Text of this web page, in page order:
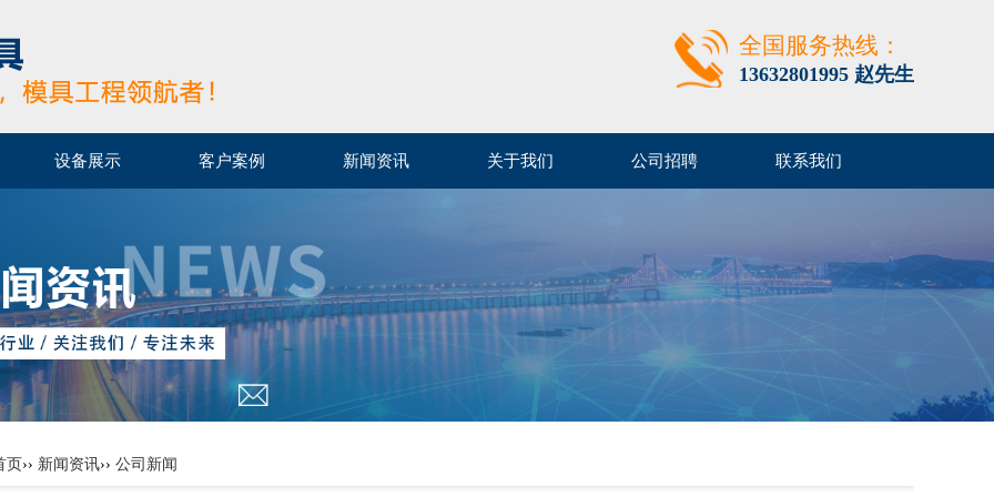
全国服务热线：
13632801995 赵先生
设备展示 客户案例 新闻资讯 关于我们 公司招聘 联系我们
页›› 新闻资讯›› 公司新闻